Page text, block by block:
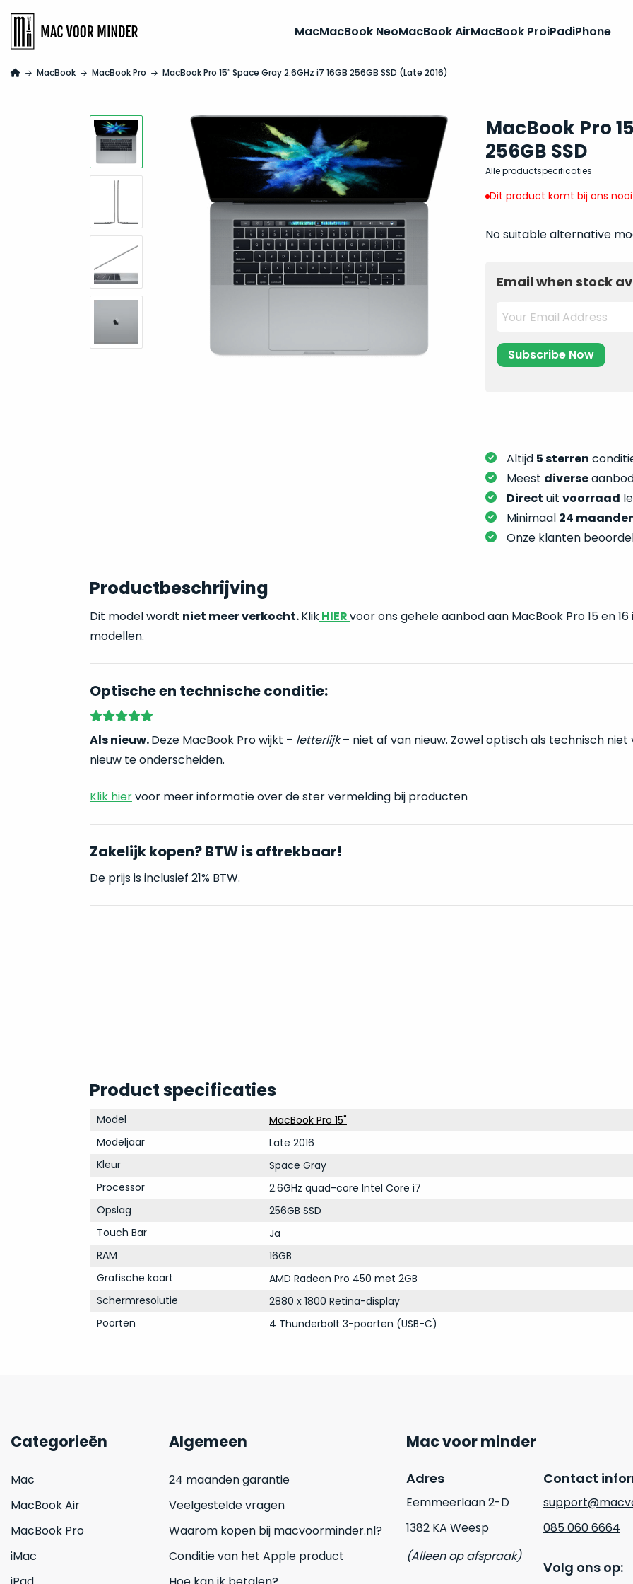
MacMacBook NeoMacBook AirMacBook ProiPadiPhone
MacBook MacBook Pro MacBook Pro 15″ Space Gray 2.6GHz i7 16GB 256GB SSD (Late 2016)
MacBook Pro
256GB SSD
Alle productspecificaties
Dit product komt bij ons
No suitable alternative
Email when stock
Altijd 5 sterren
Meest diverse
Direct uit voorraad
Minimaal 24
Onze klanten
Productbeschrijving
Dit model wordt niet meer verkocht.KlikHIERvoor ons gehele aanbod aan MacBook Pro 15 en 16
modellen.
Optische en technische conditie:
Als nieuw.Deze MacBook Pro wijkt – letterlijk– niet af van nieuw. Zowel optisch als technisch niet
nieuw te onderscheiden.
Klik hiervoor meer informatie over de ster vermelding bij producten
Zakelijk kopen? BTW is aftrekbaar!
De prijs is inclusief 21% BTW.
Product specificaties
Model
MacBook Pro 15"
Modeljaar
Late 2016
Kleur
Space Gray
Processor
2.6GHz quad-core Intel Core i7
Opslag
256GB SSD
Touch Bar
Ja
RAM
16GB
Grafische kaart
AMD Radeon Pro 450 met 2GB
Schermresolutie
2880 x 1800 Retina-display
Poorten
4 Thunderbolt 3-poorten (USB-C)
Categorieën
Mac
MacBook Air
MacBook Pro
iMac
Algemeen
24 maanden garantie
Veelgestelde vragen
Waarom kopen bij macvoorminder.nl?
Conditie van het Apple product
Mac voor minder
Adres
Eemmeerlaan 2-D
1382 KA Weesp
(Alleen op afspraak)
Contact
085 060 6664
Volg ons op: